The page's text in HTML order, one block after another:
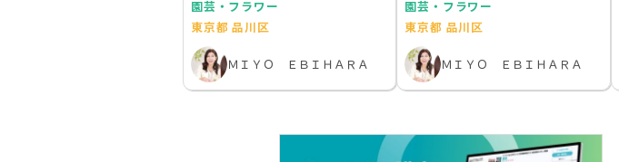
園芸・フラワー
東京都 品川区
ＭＩＹＯ ＥＢＩＨＡＲＡ
園芸・フラワー
東京都 品川区
ＭＩＹＯ ＥＢＩＨＡＲＡ